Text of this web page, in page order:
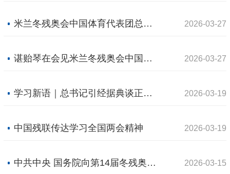
米兰冬残奥会中国体育代表团总结大会在北京召开 2026-03-27
谌贻琴在会见米兰冬残奥会中国体育代表团时强调：自强不息 再创佳绩 为祖国和人民赢得更多荣誉 2026-03-27
学习新语｜总书记引经据典谈正确政绩观 2026-03-19
中国残联传达学习全国两会精神 2026-03-19
中共中央 国务院向第14届冬残奥会中国体育代表团致贺电 2026-03-15